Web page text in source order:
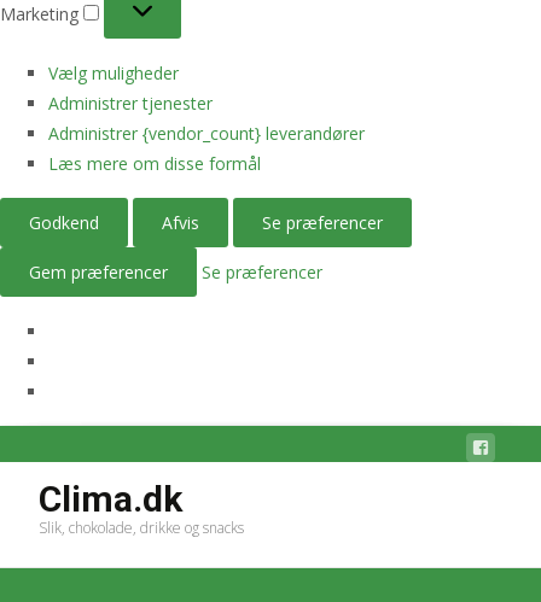
Marketing
Vælg muligheder
Administrer tjenester
Administrer {vendor_count} leverandører
Læs mere om disse formål
Godkend Afvis Se præferencer
Gem præferencer Se præferencer
Clima.dk
Slik, chokolade, drikke og snacks